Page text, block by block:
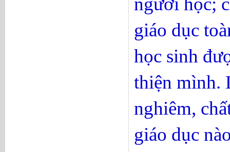
giáo dục
học sinh
thiện mình.
nghiêm,
giáo dục